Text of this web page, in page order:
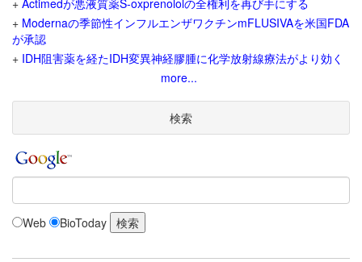
+ Actimedが悪液質薬S-oxprenololの全権利を再び手にする
+ Modernaの季節性インフルエンザワクチンmFLUSIVAを米国FDA
が承認
+ IDH阻害薬を経たIDH変異神経膠腫に化学放射線療法がより効く
more...
検索
Web BioToday